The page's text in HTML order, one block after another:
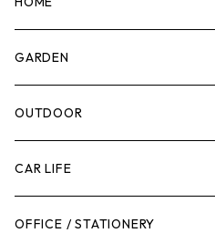
計測機器
腰袋・ツールホルスター
工具箱
作業台
5ガロンバケツ
キッチン
日用品
ボディケア
GARDEN
剪定ばさみ
ガーデンツール
ガーデンチェア
OUTDOOR
スツール
バンジーバンド
CAR LIFE
メンテナンスグッズ
OFFICE / STATIONERY